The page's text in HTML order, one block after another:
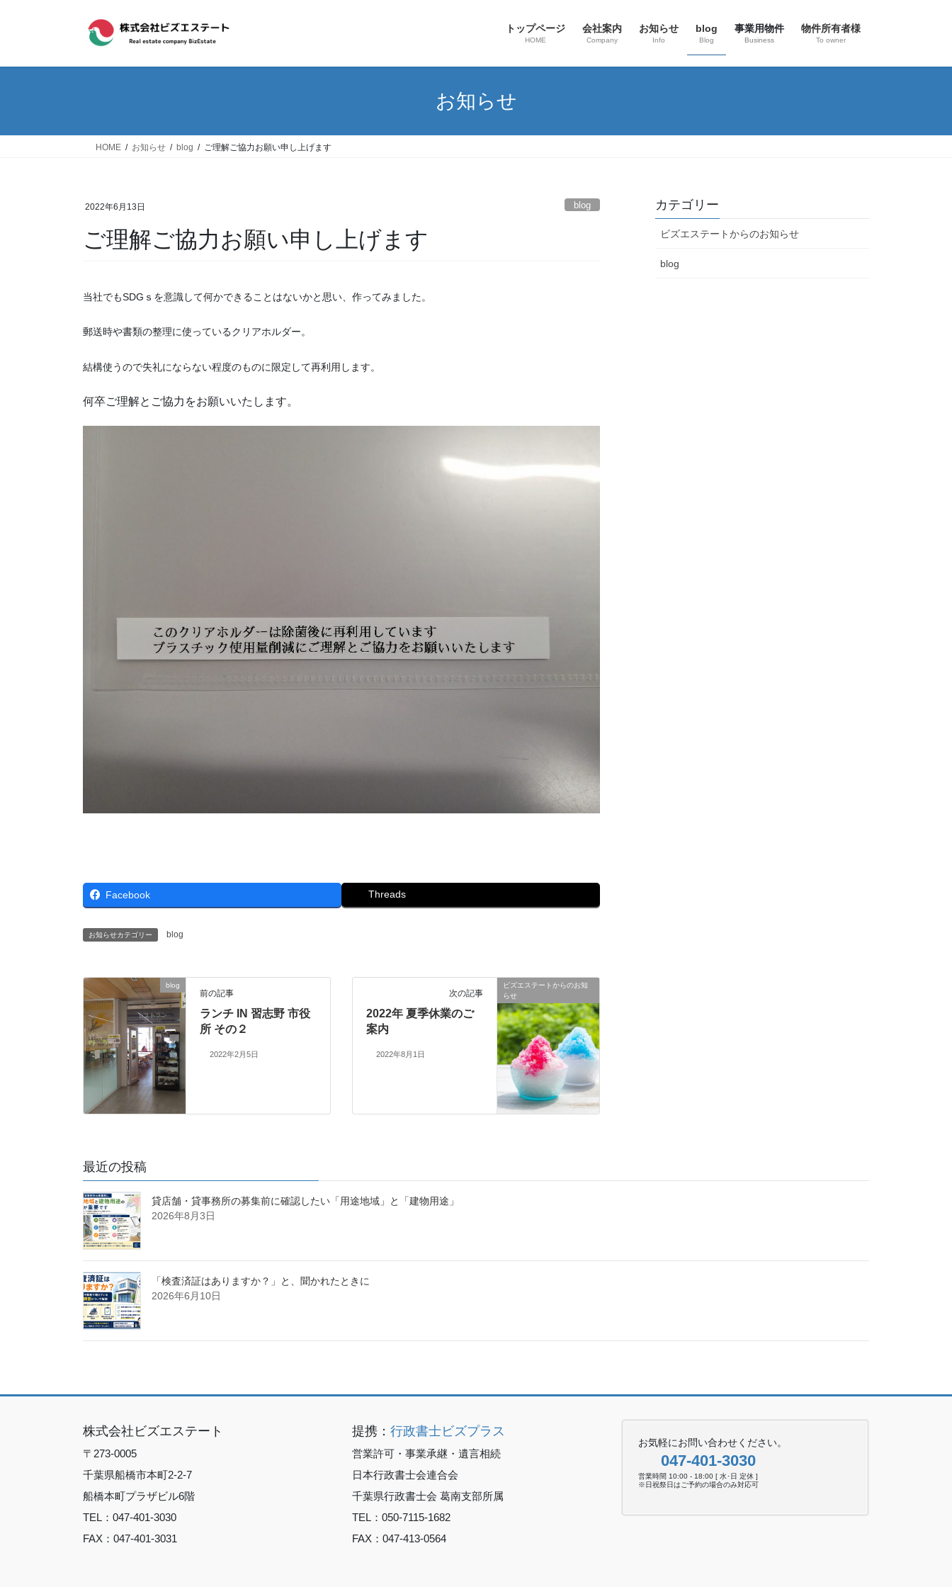
トップページ
HOME
会社案内
Company
お知らせ
Info
blog
Blog
事業用物件
Business
物件所有者様
To owner
お知らせ
HOME お知らせ blog ご理解ご協力お願い申し上げます
2022年6月13日 blog
ご理解ご協力お願い申し上げます
当社でもSDGｓを意識して何かできることはないかと思い、作ってみました。
郵送時や書類の整理に使っているクリアホルダー。
結構使うので失礼にならない程度のものに限定して再利用します。
何卒ご理解とご協力をお願いいたします。
Facebook Threads
お知らせカテゴリー blog
blog
前の記事
ランチ IN 習志野 市役
所 その２
2022年2月5日
ビズエステートからのお知
らせ
次の記事
2022年 夏季休業のご
案内
2022年8月1日
カテゴリー
ビズエステートからのお知らせ
blog
最近の投稿
貸店舗・貸事務所の募集前に確認したい「用途地域」と「建物用途」
2026年8月3日
「検査済証はありますか？」と、聞かれたときに
2026年6月10日
株式会社ビズエステート
〒273-0005
千葉県船橋市本町2-2-7
船橋本町プラザビル6階
TEL：047-401-3030
FAX：047-401-3031
提携： 行政書士ビズプラス
営業許可・事業承継・遺言相続
日本行政書士会連合会
千葉県行政書士会 葛南支部所属
TEL：050-7115-1682
FAX：047-413-0564
お気軽にお問い合わせください。
047-401-3030
営業時間 10:00 - 18:00 [ 水･日 定休 ]
※日祝祭日はご予約の場合のみ対応可